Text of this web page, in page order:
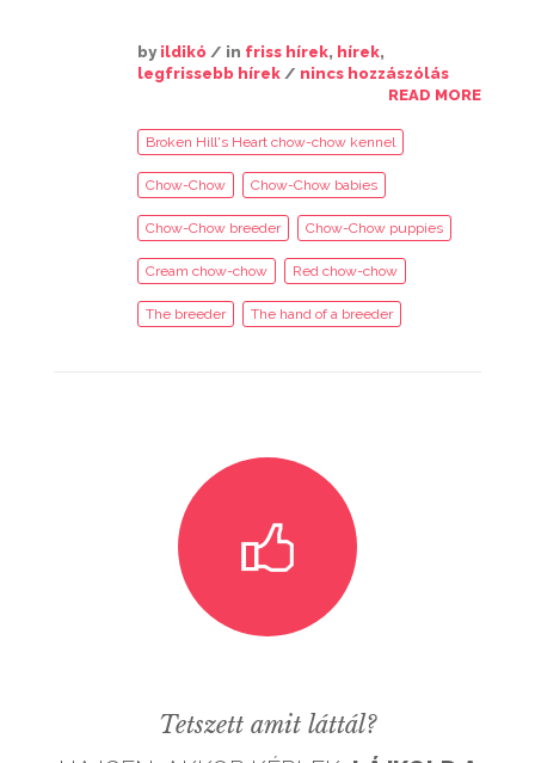
by ildikó / in friss hírek, hírek,
legfrissebb hírek / nincs hozzászólás
READ MORE
Broken Hill's Heart chow-chow kennel
Chow-Chow Chow-Chow babies
Chow-Chow breeder Chow-Chow puppies
Cream chow-chow Red chow-chow
The breeder The hand of a breeder
Tetszett amit láttál?